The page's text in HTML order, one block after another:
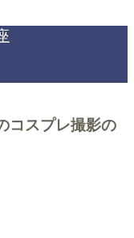
コスプレ撮影の